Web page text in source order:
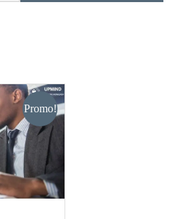
Promo!